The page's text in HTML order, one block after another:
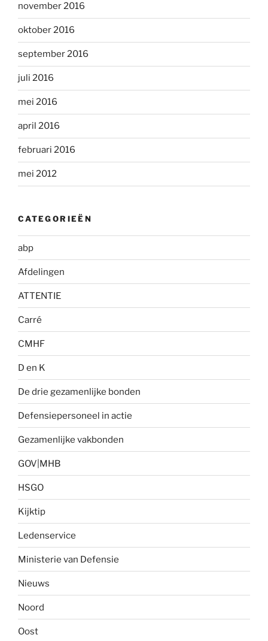
november 2016
oktober 2016
september 2016
juli 2016
mei 2016
april 2016
februari 2016
mei 2012
CATEGORIEËN
abp
Afdelingen
ATTENTIE
Carré
CMHF
D en K
De drie gezamenlijke bonden
Defensiepersoneel in actie
Gezamenlijke vakbonden
GOV|MHB
HSGO
Kijktip
Ledenservice
Ministerie van Defensie
Nieuws
Noord
Oost